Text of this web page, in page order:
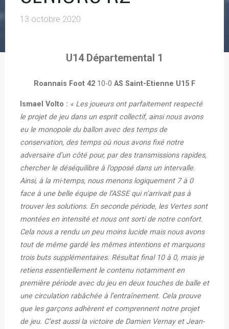
13 octobre 2020
U14 Départemental 1
Roannais Foot 42 10-0 AS Saint-Etienne U15 F
Ismael Volto : « Les joueurs ont parfaitement respecté
le projet de jeu dans un esprit collectif, ainsi nous avons
eu le monopole du ballon avec des temps de
conservation, des temps où nous avons fixé notre
adversaire d’un côté pour, par des transmissions rapides,
chercher le déséquilibre à l’opposé dans un intervalle.
Ainsi, à la mi-temps, nous menons logiquement 7 à 0
face à une belle équipe de l’ASSE qui n’arrivait pas à
trouver les solutions. En seconde période, les Vertes sont
montées en intensité et nous ont sorti de notre confort.
Cela nous a rendu un peu moins lucide mais nous avons
tout de même gardé les mêmes intentions et marquons
trois buts supplémentaires. Résultat final 10 à 0, mais je
retiens essentiellement le contenu notamment en
première période avec du jeu en deux touches de balle et
une circulation rabâchée à l’entraînement. Cela prouve
que les garçons adhèrent et comprennent notre projet
de jeu. C’est aussi la victoire de Damien Vernay et Jean-